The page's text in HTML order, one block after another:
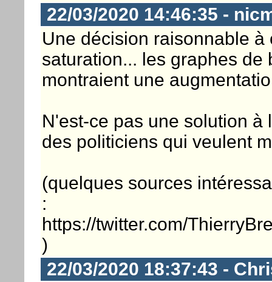
22/03/2020 14:46:35 -
Une décision raisonnable
saturation... les graphes
montraient une
N'est-ce pas une solution
des politiciens qui veulent
(quelques sources
:
https://twitter.com/
)
22/03/2020 18:37:43 -